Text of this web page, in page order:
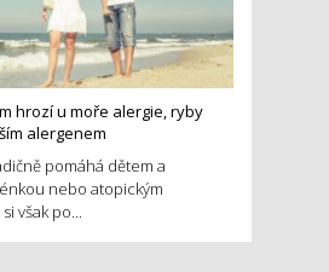
hrozí u moře alergie, ryby
alergenem
pomáhá dětem a
nebo atopickým
však po...